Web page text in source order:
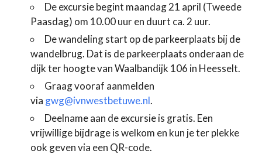
De excursie begint maandag 21 april (Tweede
Paasdag) om 10.00 uur en duurt ca. 2 uur.
De wandeling start op de parkeerplaats bij de
wandelbrug. Dat is de parkeerplaats onderaan de
dijk ter hoogte van Waalbandijk 106 in Heesselt.
Graag vooraf aanmelden
via gwg@ivnwestbetuwe.nl.
Deelname aan de excursie is gratis. Een
vrijwillige bijdrage is welkom en kun je ter plekke
ook geven via een QR-code.